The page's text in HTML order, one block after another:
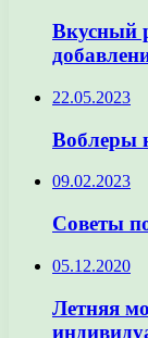
Вкусный
22.05.2023
Воблеры
09.02.2023
Советы
05.12.2020
Летняя